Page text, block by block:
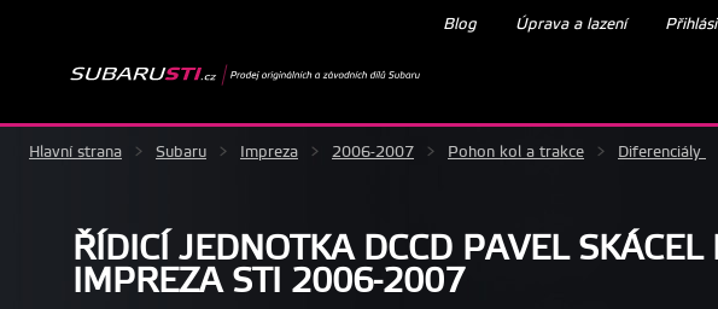
Blog Úprava a lazení
Hlavní strana > Subaru > Impreza > 2006-2007 > Pohon kol a trakce > Diferenciály
ŘÍDICÍ JEDNOTKA DCCD PAVEL
IMPREZA STI 2006-2007